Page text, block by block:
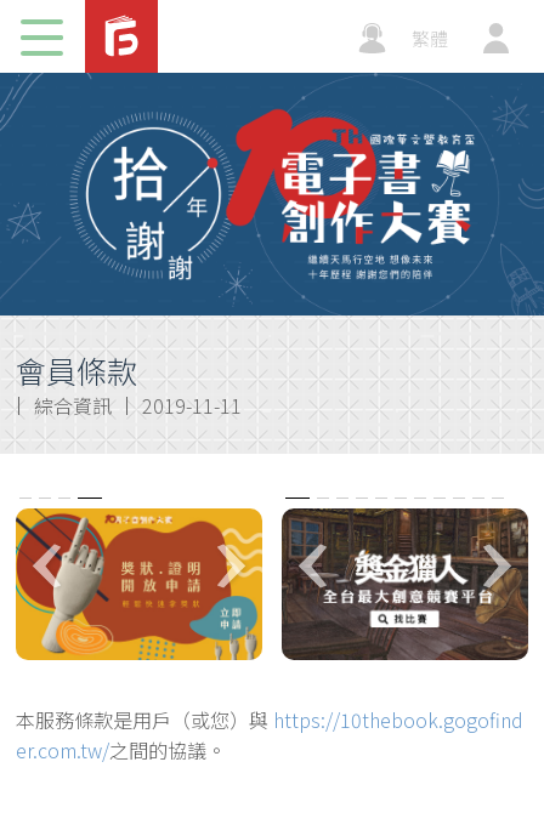
子刊物
加值平
台
繁體
會員條款
綜合資訊 2019-11-11
本服務條款是用戶（或您）與 https://10thebook.gogofind
er.com.tw/之間的協議。